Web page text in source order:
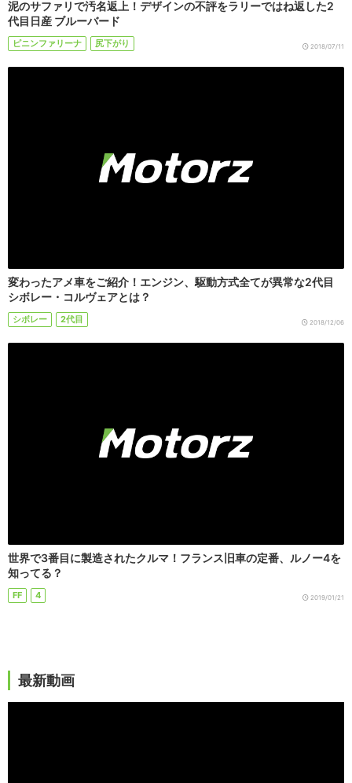
泥のサファリで汚名返上！デザインの不評をラリーではね返した2
代目日産 ブルーバード
ピニンファリーナ 尻下がり 2018/07/11
変わったアメ車をご紹介！エンジン、駆動方式全てが異常な2代目
シボレー・コルヴェアとは？
シボレー 2代目 2018/12/06
世界で3番目に製造されたクルマ！フランス旧車の定番、ルノー4を
知ってる？
FF 4 2019/01/21
最新動画